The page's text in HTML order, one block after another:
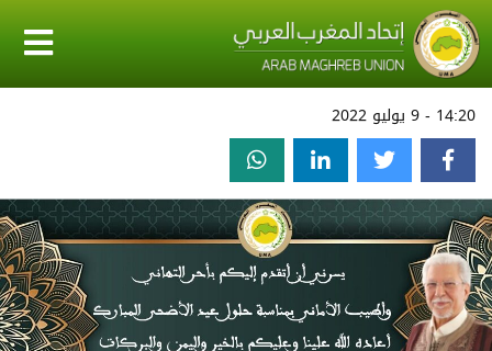
14:20 - 9 يوليو 2022